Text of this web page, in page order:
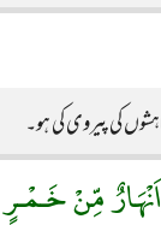
کی پیروی کی ہو۔
مِّنْ خَـمْـرٍ